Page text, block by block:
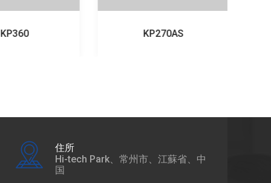
KP270AS
住所
Hi-tech Park、常州市、江蘇省、中
国